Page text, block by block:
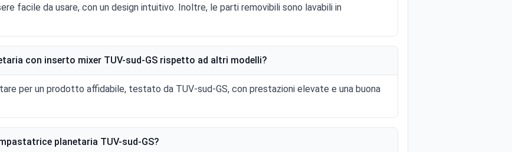
facile da usare, con un design intuitivo. Inoltre, le parti removibili sono lavabili in
con inserto mixer TUV-sud-GS rispetto ad altri modelli?
per un prodotto affidabile, testato da TUV-sud-GS, con prestazioni elevate e una buona
planetaria TUV-sud-GS?